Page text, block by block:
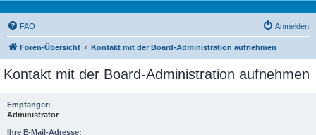
FAQ Anmelden
Foren-Übersicht Kontakt mit der Board-Administration aufnehmen
Kontakt mit der Board-Administration aufnehmen
Empfänger:
Administrator
Ihre E-Mail-Adresse: